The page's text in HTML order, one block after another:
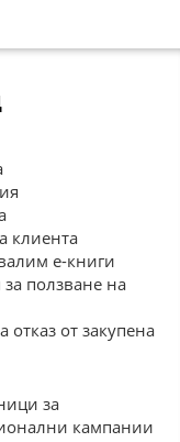
клиента
е-книги
ползване на
отказ от закупена
за
кампании